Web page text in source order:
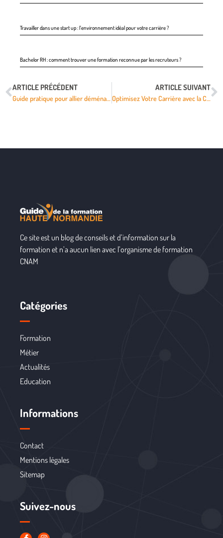
Travailler dans une start up : l’environnement idéal pour votre carrière ?
Bachelor RH : comment trouver une formation reconnue par les recruteurs ?
ARTICLE PRÉCÉDENT
Guide pratique pour allier déménagement et formation à l’école de Barcelone
ARTICLE SUIVANT
Optimisez Votre Carrière avec la Certification des Compétences Professionnelles
Ce site est un blog de conseils et d’information sur la
formation et n’a aucun lien avec l’organisme de formation
CNAM
Catégories
Formation
Métier
Actualités
Education
Informations
Contact
Mentions légales
Sitemap
Suivez-nous